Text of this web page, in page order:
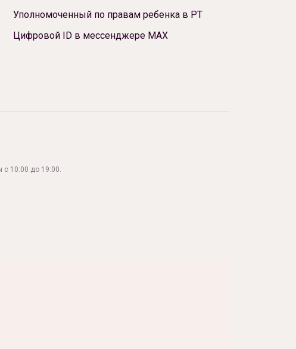
Уполномоченный по правам ребенка в РТ
Цифровой ID в мессенджере МАХ
с 10:00 до 19:00.